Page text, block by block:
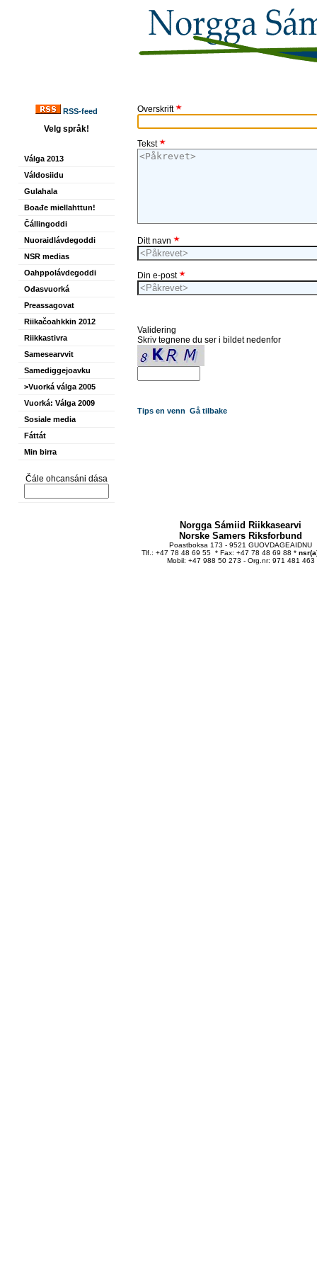
RSS-feed
Velg språk!
Válga 2013
Váldosiidu
Gulahala
Boađe miellahttun!
Čállingoddi
Nuoraidlávdegoddi
NSR medias
Oahppolávdegoddi
Ođasvuorká
Preassagovat
Riikačoahkkin 2012
Riikkastivra
Samesearvvit
Samediggejoavku
>Vuorká válga 2005
Vuorká: Válga 2009
Sosiale media
Fáttát
Min birra
Čále ohcansáni dása
Overskrift
Tekst
Ditt navn
Din e-post
Validering
Skriv tegnene du ser i bildet nedenfor
Tips en venn Gå tilbake
Norgga Sámiid Riikkasearvi
Norske Samers Riksforbund
Poastboksa 173 - 9521 GUOVDAGEAIDNU
Tlf.: +47 78 48 69 55 * Fax: +47 78 48 69 88 *
Mobil: +47 988 50 273 - Org.nr: 971 481 463